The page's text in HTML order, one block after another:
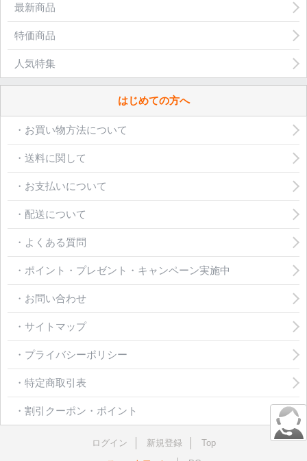
最新商品
特価商品
人気特集
はじめての方へ
・お買い物方法について
・送料に関して
・お支払いについて
・配送について
・よくある質問
・ポイント・プレゼント・キャンペーン実施中
・お問い合わせ
・サイトマップ
・プライバシーポリシー
・特定商取引表
・割引クーポン・ポイント
ログイン 新規登録
Top